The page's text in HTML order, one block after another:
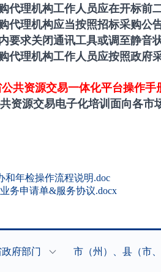
代理机构工作人员应在开标前
代理机构应当按照招标采购公
要求关闭通讯工具或调至静音
代理机构工作人员应按照政府
共资源交易一体化平台操作手
资源交易电子化培训面向各市
和年检操作流程说明.doc
务申请单&服务协议.docx
府部门 市（州）、县（市